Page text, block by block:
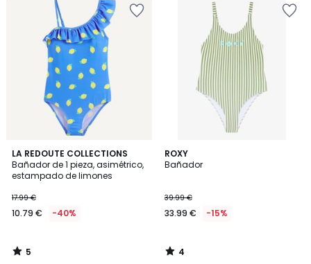
LA REDOUTE COLLECTIONS
Bañador de 1 pieza, asimétrico,
estampado de limones
17.99 €
10.79 € -40%
5
/
5
5
/
ROXY
Bañador
39.99 €
33.99 € -15%
4
/
4
/